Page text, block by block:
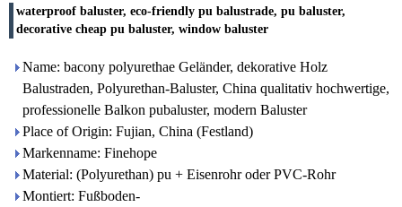
waterproof baluster, eco-friendly pu balustrade, pu baluster,
decorative cheap pu baluster, window baluster
Name: bacony polyurethae Geländer, dekorative Holz
Balustraden, Polyurethan-Baluster, China qualitativ hochwertige,
professionelle Balkon pubaluster, modern Baluster
Place of Origin: Fujian, China (Festland)
Markenname: Finehope
Material: (Polyurethan) pu + Eisenrohr oder PVC-Rohr
Montiert: Fußboden-